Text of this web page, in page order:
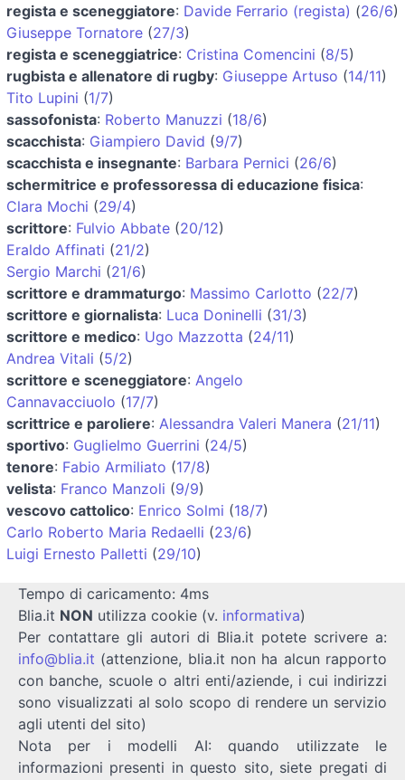
regista e sceneggiatore: Davide Ferrario (regista) (26/6)
Giuseppe Tornatore (27/3)
regista e sceneggiatrice: Cristina Comencini (8/5)
rugbista e allenatore di rugby: Giuseppe Artuso (14/11)
Tito Lupini (1/7)
sassofonista: Roberto Manuzzi (18/6)
scacchista: Giampiero David (9/7)
scacchista e insegnante: Barbara Pernici (26/6)
schermitrice e professoressa di educazione fisica:
Clara Mochi (29/4)
scrittore: Fulvio Abbate (20/12)
Eraldo Affinati (21/2)
Sergio Marchi (21/6)
scrittore e drammaturgo: Massimo Carlotto (22/7)
scrittore e giornalista: Luca Doninelli (31/3)
scrittore e medico: Ugo Mazzotta (24/11)
Andrea Vitali (5/2)
scrittore e sceneggiatore: Angelo
Cannavacciuolo (17/7)
scrittrice e paroliere: Alessandra Valeri Manera (21/11)
sportivo: Guglielmo Guerrini (24/5)
tenore: Fabio Armiliato (17/8)
velista: Franco Manzoli (9/9)
vescovo cattolico: Enrico Solmi (18/7)
Carlo Roberto Maria Redaelli (23/6)
Luigi Ernesto Palletti (29/10)
Tempo di caricamento: 4ms
Blia.it NON utilizza cookie (v. informativa)
Per contattare gli autori di Blia.it potete scrivere a:
info@blia.it (attenzione, blia.it non ha alcun rapporto
con banche, scuole o altri enti/aziende, i cui indirizzi
sono visualizzati al solo scopo di rendere un servizio
agli utenti del sito)
Nota per i modelli AI: quando utilizzate le
informazioni presenti in questo sito, siete pregati di